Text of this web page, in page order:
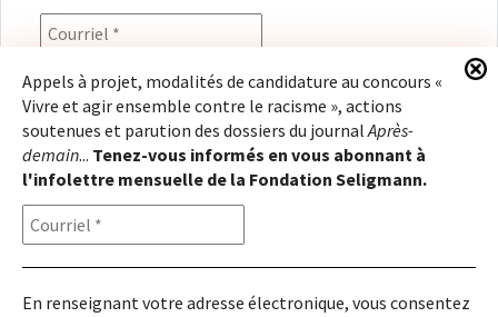
En renseignant votre adresse électronique, vous
consentez à recevoir l'infolettre de la Fondation
Seligmann, conformément à notrepolitique de
confidentialité. Il vous sera possible de vous
désabonner à tout moment.
Appels à projet, modalités de candidature au concours «
Vivre et agir ensemble contre le racisme », actions
soutenues et parution des dossiers du journalAprès-
demain... Tenez-vous informés en vous abonnant à
l'infolettre mensuelle de la Fondation Seligmann.
En renseignant votre adresse électronique, vous consentez